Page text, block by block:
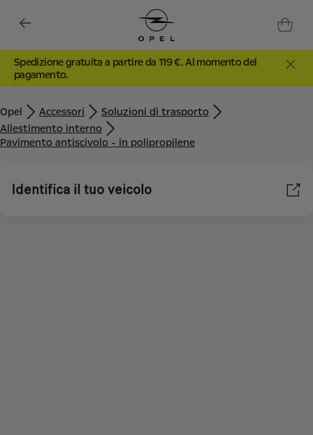
Spedizione gratuita a partire da 119 €. Al momento del
pagamento.
Opel Accessori
Soluzioni di trasporto
Allestimento interno
Pavimento antiscivolo - in polipropilene
Identifica il tuo veicolo